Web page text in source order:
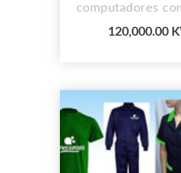
computadores
disponível e
120,000.00